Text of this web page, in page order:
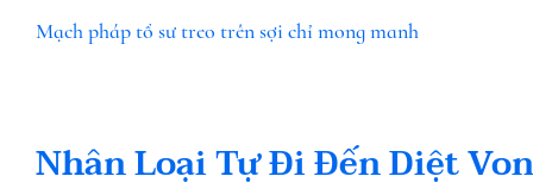
Mạch pháp tổ sư treo trên sợi chỉ mong manh
Nhân Loại Tự Đi Đến Diệt